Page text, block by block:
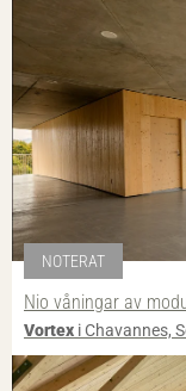
NOTERAT
Nio våningar av
Vortex i Chavannes,